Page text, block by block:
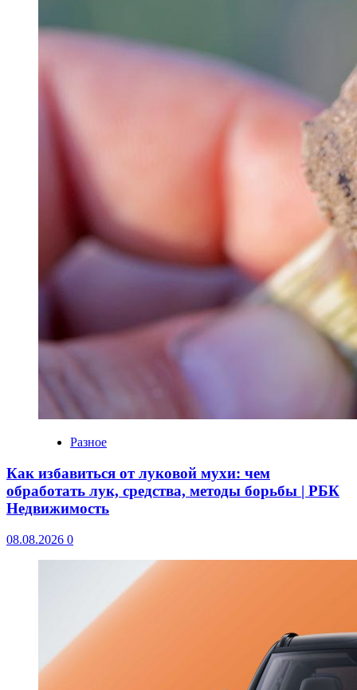
Разное
Как избавиться от луковой мухи: чем
обработать лук, средства, методы борьбы | РБК
Недвижимость
08.08.2026 0